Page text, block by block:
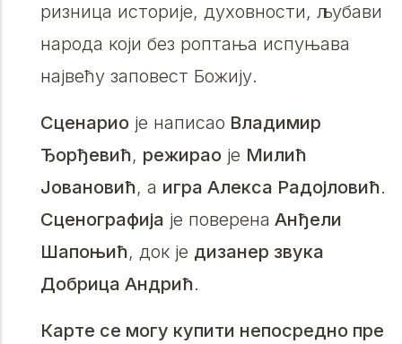
ризница историје, духовности, љубави
народа који без роптања испуњава
највећу заповест Божију.
Сценарио је написао Владимир
Ђорђевић, режирао је Милић
Јовановић, а игра Алекса Радојловић.
Сценографија је поверена Анђели
Шапоњић, док је дизанер звука
Добрица Андрић.
Карте се могу купити непосредно пре